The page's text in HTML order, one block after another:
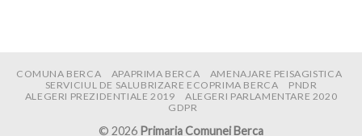
COMUNA BERCA APAPRIMA BERCA
AMENAJARE PEISAGISTICA
SERVICIUL DE SALUBRIZARE ECOPRIMA BERCA
PNDR
ALEGERI PREZIDENTIALE 2019
ALEGERI PARLAMENTARE 2020
GDPR
© 2026 Primaria Comunei Berca